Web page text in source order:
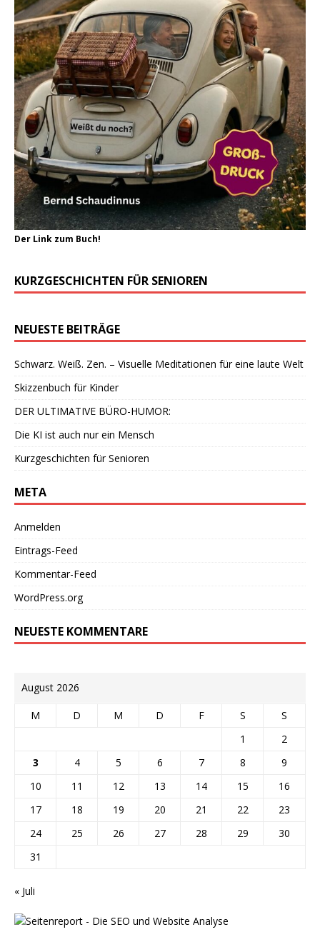
Der Link zum Buch!
KURZGESCHICHTEN FÜR SENIOREN
NEUESTE BEITRÄGE
Schwarz. Weiß. Zen. – Visuelle Meditationen für eine laute Welt
Skizzenbuch für Kinder
DER ULTIMATIVE BÜRO-HUMOR:
Die KI ist auch nur ein Mensch
Kurzgeschichten für Senioren
META
Anmelden
Eintrags-Feed
Kommentar-Feed
WordPress.org
NEUESTE KOMMENTARE
August 2026
M D M D F S
S
1
2
3
4 5 6 7 8
9
10
11 12 13 14 15
16
17
18 19 20 21 22
23
24
25 26 27 28 29
30
31
« Juli